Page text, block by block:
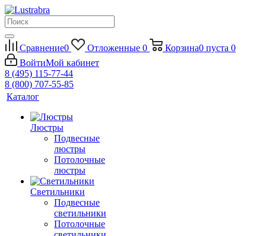
Сравнение0 Отложенные 0 Корзина0 пуста 0
ВойтиМой кабинет
8 (495) 115-77-44
8 (800) 707-55-85
Каталог
Люстры
Подвесные
люстры
Потолочные
люстры
Светильники
Подвесные
светильники
Потолочные